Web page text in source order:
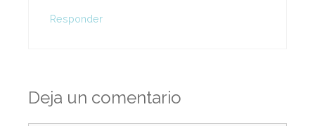
Responder
Deja un comentario